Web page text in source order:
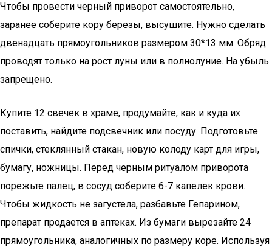
Чтобы провести черный приворот самостоятельно,
заранее соберите кору березы, высушите. Нужно сделать
двенадцать прямоугольников размером 30*13 мм. Обряд
проводят только на рост луны или в полнолуние. На убыль
запрещено.
Купите 12 свечек в храме, продумайте, как и куда их
поставить, найдите подсвечник или посуду. Подготовьте
спички, стеклянный стакан, новую колоду карт для игры,
бумагу, ножницы. Перед черным ритуалом приворота
порежьте палец, в сосуд соберите 6-7 капелек крови.
Чтобы жидкость не загустела, разбавьте Гепарином,
препарат продается в аптеках. Из бумаги вырезайте 24
прямоугольника, аналогичных по размеру коре. Используя